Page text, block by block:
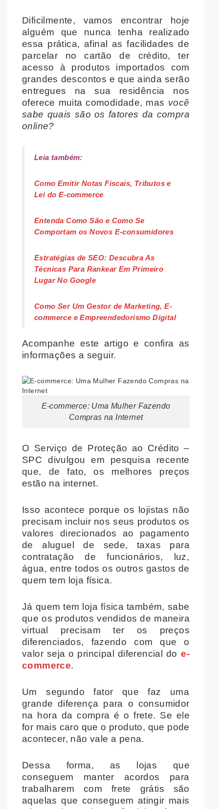
Dificilmente, vamos encontrar hoje
alguém que nunca tenha realizado
essa prática, afinal as facilidades de
parcelar no cartão de crédito, ter
acesso à produtos importados com
grandes descontos e que ainda serão
entregues na sua residência nos
oferece muita comodidade, mas você
sabe quais são os fatores da compra
online?
Leia também:
Como Emitir Notas Fiscais, Tributos e
Lei do E-commerce
Entenda Como São e Como Se
Comportam os Novos E-consumidores
Estratégias de SEO: Descubra As
Técnicas Para Rankear Em Primeiro
Lugar No Google
Como Ser Um Gestor de Marketing, E-
commerce e Empreendedorismo Digital
Acompanhe este artigo e confira as
informações a seguir.
E-commerce: Uma Mulher Fazendo
Compras na Internet
O Serviço de Proteção ao Crédito –
SPC divulgou em pesquisa recente
que, de fato, os melhores preços
estão na internet.
Isso acontece porque os lojistas não
precisam incluir nos seus produtos os
valores direcionados ao pagamento
de aluguel de sede, taxas para
contratação de funcionários, luz,
água, entre todos os outros gastos de
quem tem loja física.
Já quem tem loja física também, sabe
que os produtos vendidos de maneira
virtual precisam ter os preços
diferenciados, fazendo com que o
valor seja o principal diferencial do e-
commerce.
Um segundo fator que faz uma
grande diferença para o consumidor
na hora da compra é o frete. Se ele
for mais caro que o produto, que pode
acontecer, não vale a pena.
Dessa forma, as lojas que
conseguem manter acordos para
trabalharem com frete grátis são
aquelas que conseguem atingir mais